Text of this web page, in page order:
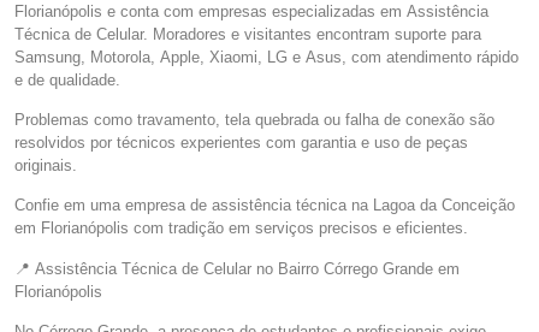
Florianópolis e conta com empresas especializadas em Assistência
Técnica de Celular. Moradores e visitantes encontram suporte para
Samsung, Motorola, Apple, Xiaomi, LG e Asus, com atendimento rápido
e de qualidade.
Problemas como travamento, tela quebrada ou falha de conexão são
resolvidos por técnicos experientes com garantia e uso de peças
originais.
Confie em uma empresa de assistência técnica na Lagoa da Conceição
em Florianópolis com tradição em serviços precisos e eficientes.
📍 Assistência Técnica de Celular no Bairro Córrego Grande em
Florianópolis